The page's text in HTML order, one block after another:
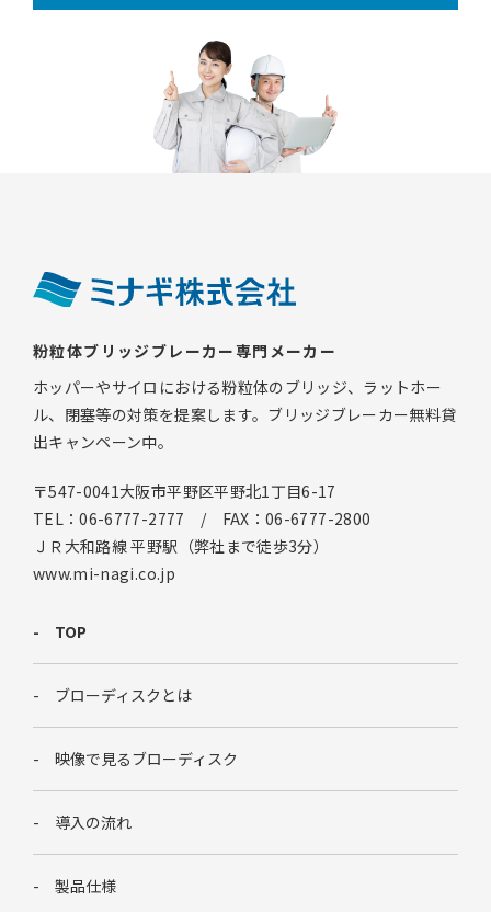
粉粒体ブリッジブレーカー専門メーカー
ホッパーやサイロにおける粉粒体のブリッジ、ラットホー
ル、閉塞等の対策を提案します。ブリッジブレーカー無料貸
出キャンペーン中。
〒547-0041大阪市平野区平野北1丁目6-17
TEL：06-6777-2777 / FAX：06-6777-2800
ＪＲ大和路線 平野駅（弊社まで徒歩3分）
www.mi-nagi.co.jp
TOP
ブローディスクとは
映像で見るブローディスク
導入の流れ
製品仕様